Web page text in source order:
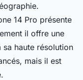
14 Pro présente
il offre une
sa haute résolution
mais il est